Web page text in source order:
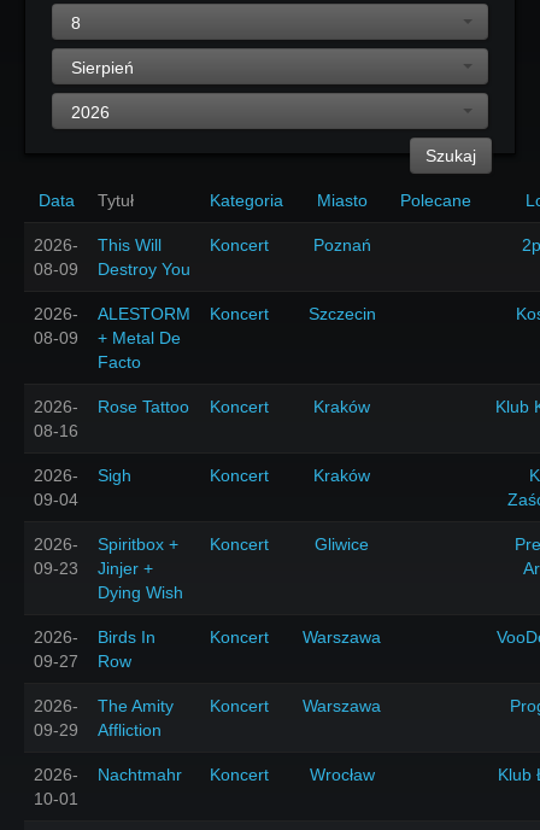
8
Sierpień
2026
Szukaj
Data Tytuł Kategoria Miasto Polecane
2026-
08-09
This Will
Destroy You
Koncert Poznań
2026-
08-09
ALESTORM
+ Metal De
Facto
Koncert Szczecin
2026-
08-16
Rose Tattoo Koncert Kraków Klub
2026-
09-04
Sigh Koncert Kraków
2026-
09-23
Spiritbox +
Jinjer +
Dying Wish
Koncert Gliwice
2026-
09-27
Birds In
Row
Koncert Warszawa
2026-
09-29
The Amity
Affliction
Koncert Warszawa
2026-
10-01
Nachtmahr Koncert Wrocław Klub